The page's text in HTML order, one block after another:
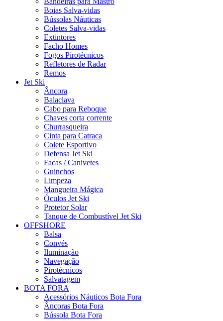
Boias Salva-vidas
Bússolas Náuticas
Coletes Salva-vidas
Extintores
Facho Homes
Fogos Pirotécnicos
Refletores de Radar
Remos
Jet Ski
Âncora
Balaclava
Cabo para Reboque
Chaves corta corrente
Churrasqueira
Cinta para Catraca
Colete Esportivo
Defensa Jet Ski
Facas / Canivetes
Guinchos
Limpeza
Mangueira Mágica
Óculos Jet Ski
Protetor Solar
Tanque de Combustível Jet Ski
OFFSHORE
Balsa
Convés
Iluminação
Navegação
Pirotécnicos
Salvatagem
BOTA FORA
Acessórios Náuticos Bota Fora
Âncoras Bota Fora
Bússola Bota Fora